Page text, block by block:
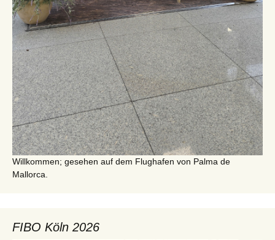
Willkommen; gesehen auf dem Flughafen von Palma de
Mallorca.
FIBO Köln 2026